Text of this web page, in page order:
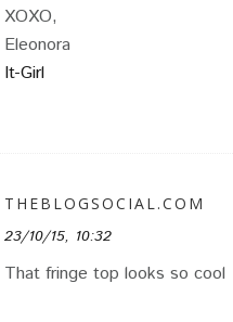
XOXO,
Eleonora
It-Girl
THEBLOGSOCIAL.COM
23/10/15, 10:32
That fringe top looks so cool